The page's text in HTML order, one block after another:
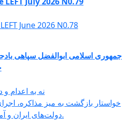
June 2026 N0.78
جمهوری اسلامی ابوالفضل سپاهی
نه به اعدام
خواستار بازگشت به میز مذاکره،
دولت‌های ایران و آمریکا و پایان جنگ هستیم.